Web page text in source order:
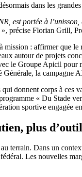
dans les
est portée à
», précise Florian Grill,
: affirmer que
autour de projets
le Groupe Apicil pour
Générale, la
donnent corps à
« Du Stade
sportive engagée
plus
terrain. Dans un
Les nouvelles